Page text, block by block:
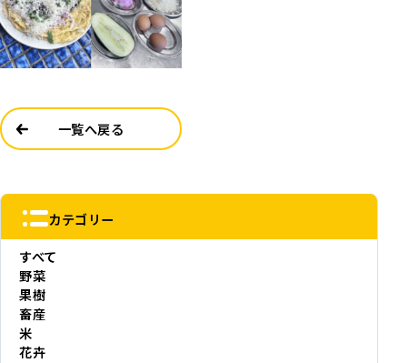
一覧へ戻る
カテゴリー
すべて
野菜
果樹
畜産
米
花卉